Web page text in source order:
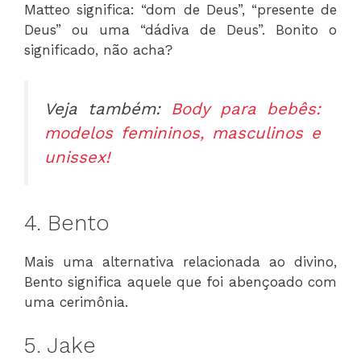
Matteo significa: “dom de Deus”, “presente de
Deus” ou uma “dádiva de Deus”. Bonito o
significado, não acha?
Veja também: Body para bebês:
modelos femininos, masculinos e
unissex!
4. Bento
Mais uma alternativa relacionada ao divino,
Bento significa aquele que foi abençoado com
uma cerimônia.
5. Jake